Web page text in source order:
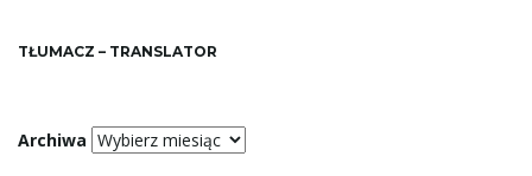
TŁUMACZ – TRANSLATOR
Archiwa